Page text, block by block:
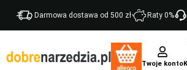
Darmowa dostawa od 500 zł Raty 0%
Twoje konto